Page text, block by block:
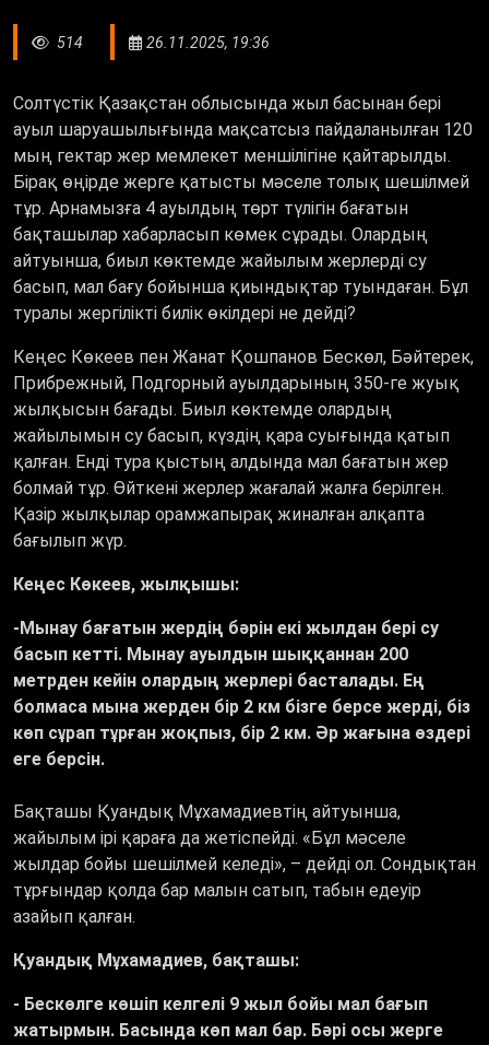
514 26.11.2025, 19:36
Солтүстік Қазақстан облысында жыл басынан бері
ауыл шаруашылығында мақсатсыз пайдаланылған 120
мың гектар жер мемлекет меншілігіне қайтарылды.
Бірақ өңірде жерге қатысты мәселе толық шешілмей
тұр. Арнамызға 4 ауылдың төрт түлігін бағатын
бақташылар хабарласып көмек сұрады. Олардың
айтуынша, биыл көктемде жайылым жерлерді су
басып, мал бағу бойынша қиындықтар туындаған. Бұл
туралы жергілікті билік өкілдері не дейді?
Кеңес Көкеев пен Жанат Қошпанов Бескөл, Бәйтерек,
Прибрежный, Подгорный ауылдарының 350-ге жуық
жылқысын бағады. Биыл көктемде олардың
жайылымын су басып, күздің қара суығында қатып
қалған. Енді тура қыстың алдында мал бағатын жер
болмай тұр. Өйткені жерлер жағалай жалға берілген.
Қазір жылқылар орамжапырақ жиналған алқапта
бағылып жүр.
Кеңес Көкеев, жылқышы:
-Мынау бағатын жердің бәрін екі жылдан бері су
басып кетті. Мынау ауылдын шыққаннан 200
метрден кейін олардың жерлері басталады. Ең
болмаса мына жерден бір 2 км бізге берсе жерді, біз
көп сұрап тұрған жоқпыз, бір 2 км. Әр жағына өздері
еге берсін.
Бақташы Қуандық Мұхамадиевтің айтуынша,
жайылым ірі қараға да жетіспейді. «Бұл мәселе
жылдар бойы шешілмей келеді», – дейді ол. Сондықтан
тұрғындар қолда бар малын сатып, табын едеуір
азайып қалған.
Қуандық Мұхамадиев, бақташы:
- Бескөлге көшіп келгелі 9 жыл бойы мал бағып
жатырмын. Басында көп мал бар. Бәрі осы жерге